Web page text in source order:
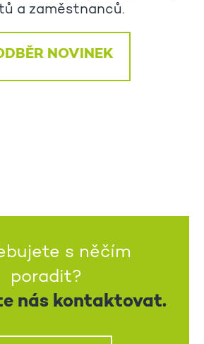
a zaměstnanců.
NOVINEK
s něčím
poradit?
nás kontaktovat.